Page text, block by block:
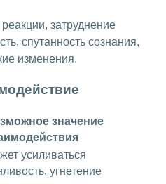
затруднение
спутанность сознания,
изменения.
значение
усиливаться
угнетение